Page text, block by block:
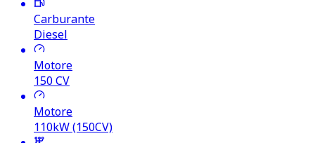
Carburante
Diesel
Motore
150CV
Motore
110kW (150CV)